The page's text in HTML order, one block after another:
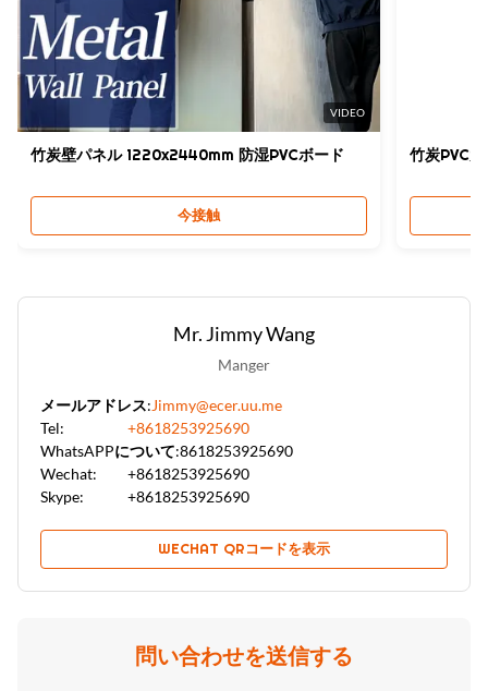
High Light:
Coはパネル ポリ塩化ビニールの壁突き出た ,
Coは木製のプラスチック合成のパネル突き出た,
木製のプラスチック合成物は15mmにパネルをはめる
VIDEO
竹炭壁パネル 1220x2440mm 防湿PVCボード
今接触
竹炭PVC
Mr. Jimmy Wang
Manger
メールアドレス:Jimmy@ecer.uu.me
Tel:
+8618253925690
WhatsAPPについて:8618253925690
Wechat:
+8618253925690
Skype:
+8618253925690
WECHAT QRコードを表示
問い合わせを送信する